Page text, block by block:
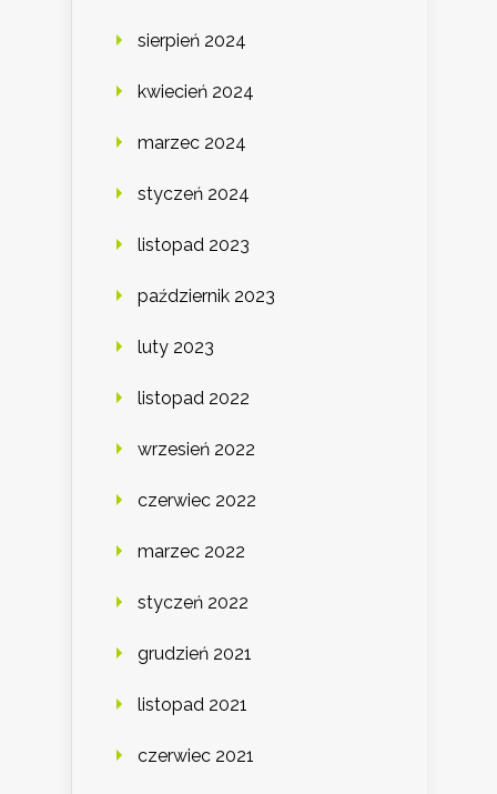
sierpień 2024
kwiecień 2024
marzec 2024
styczeń 2024
listopad 2023
październik 2023
luty 2023
listopad 2022
wrzesień 2022
czerwiec 2022
marzec 2022
styczeń 2022
grudzień 2021
listopad 2021
czerwiec 2021